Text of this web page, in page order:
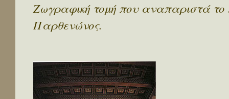
Ζωγραφική τομή που αναπαριστά το
Παρθενώνος.